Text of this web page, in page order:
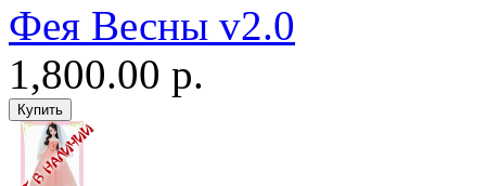
Фея Весны v2.0
1,800.00 р.